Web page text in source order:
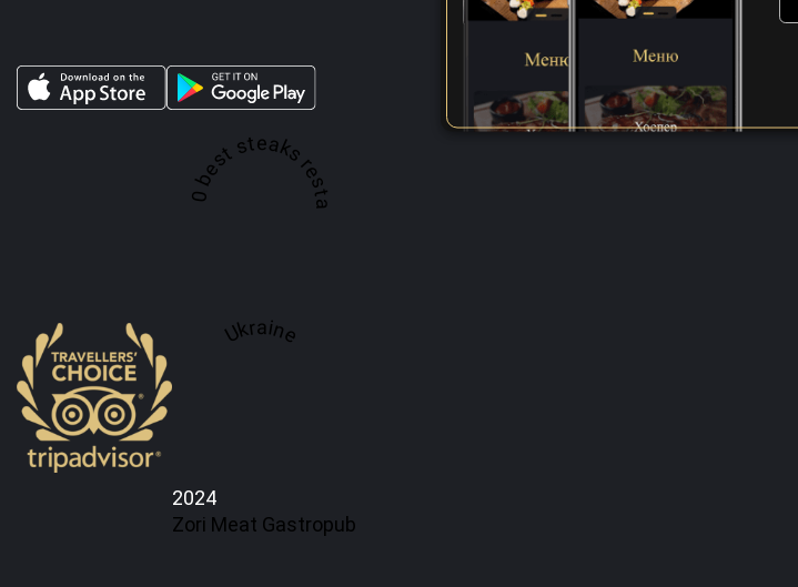
A top 100 best steaks restaurant in
Ukraine
2024
Zori Meat Gastropub